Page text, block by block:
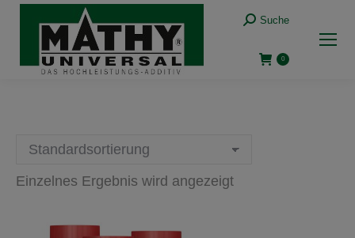
Suche:
Suche
0
Einzelnes Ergebnis wird angezeigt